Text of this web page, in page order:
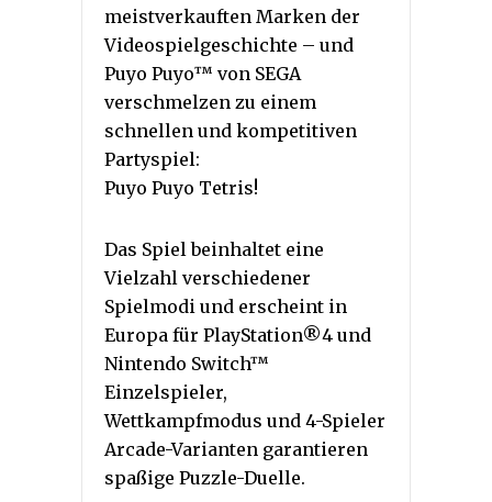
meistverkauften Marken der
Videospielgeschichte – und
Puyo Puyo™ von SEGA
verschmelzen zu einem
schnellen und kompetitiven
Partyspiel:
Puyo Puyo Tetris!
Das Spiel beinhaltet eine
Vielzahl verschiedener
Spielmodi und erscheint in
Europa für PlayStation®4 und
Nintendo Switch™
Einzelspieler,
Wettkampfmodus und 4-Spieler
Arcade-Varianten garantieren
spaßige Puzzle-Duelle.